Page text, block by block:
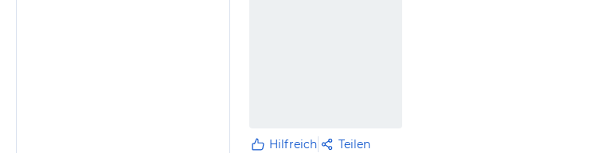
Hilfreich Teilen